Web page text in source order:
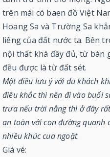
trên mái có baen đồ Việt
Hoang Sa và Trường Sa
liêng của đất nước ta. Bên
nội thất khá đầy đủ, từ bàn
đều được là từ đất sét.
Một điều lưu ý với du khách
điêu khắc thì nên đi vào buổi
trưa nếu trời nắng thì ở đây
an toàn với con đường quanh
nhiều khúc cua ngoặt.
Giá vé: